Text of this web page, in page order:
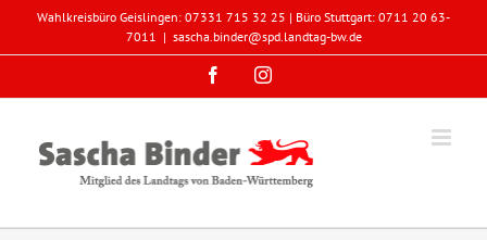
Wahlkreisbüro Geislingen: 07331 715 32 25 | Büro Stuttgart: 0711 20 63-
7011 | sascha.binder@spd.landtag-bw.de
FacebookInstagram